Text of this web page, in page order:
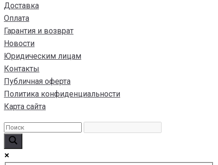
Доставка
Оплата
Гарантия и возврат
Новости
Юридическим лицам
Контакты
Публичная оферта
Политика конфиденциальности
Карта сайта